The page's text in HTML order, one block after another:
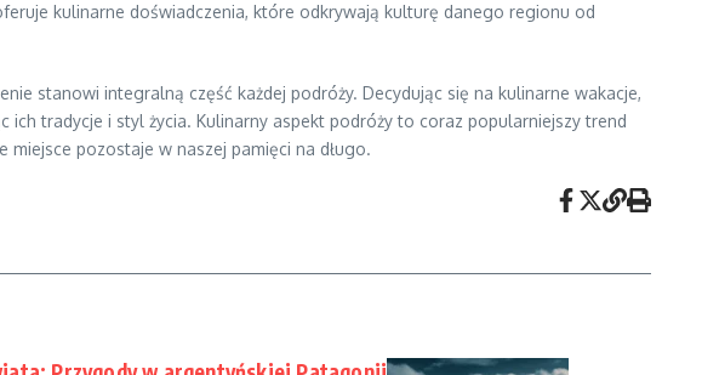
kulinarne doświadczenia, które odkrywają kulturę danego regionu od
stanowi integralną część każdej podróży. Decydując się na kulinarne wakacje,
tradycje i styl życia. Kulinarny aspekt podróży to coraz popularniejszy trend
pozostaje w naszej pamięci na długo.